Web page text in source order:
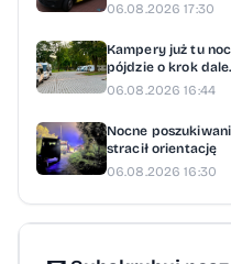
06.08.2026 17:30
Kampery już tu
pójdzie o krok
06.08.2026 16:44
Nocne
stracił orientację
06.08.2026 16:30